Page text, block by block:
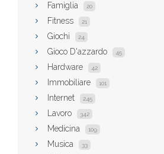
Famiglia 20
Fitness 21
Giochi 24
Gioco D'azzardo 45
Hardware 42
Immobiliare 101
Internet 245
Lavoro 342
Medicina 109
Musica 33